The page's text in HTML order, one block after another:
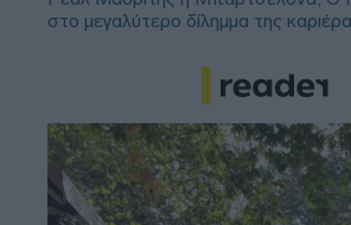
στο μεγαλύτερο δίλημμα της